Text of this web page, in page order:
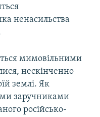
ненасильства
мимовільними
нескінченно
землі. Як
заручниками
російсько-